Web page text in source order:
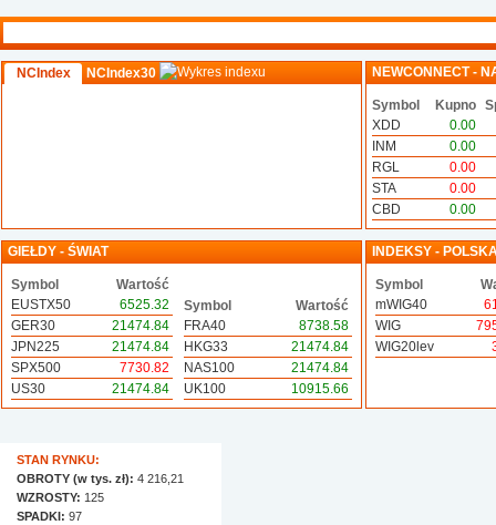
NCIndex NCIndex30 NEWCONNECT -
Symbol Kupno
XDD
0.00
INM
0.00
RGL
0.00
STA
0.00
CBD
0.00
GIEŁDY - ŚWIAT
Symbol
Wartość
EUSTX50
6525.32
GER30
21474.84
JPN225
21474.84
SPX500
7730.82
US30
21474.84
Symbol
Wartość
FRA40
8738.58
HKG33
21474.84
NAS100
21474.84
UK100
10915.66
INDEKSY -
Symbol
mWIG40
WIG
WIG20lev
STAN RYNKU:
OBROTY (w tys. zł): 4 216,21
WZROSTY: 125
SPADKI: 97